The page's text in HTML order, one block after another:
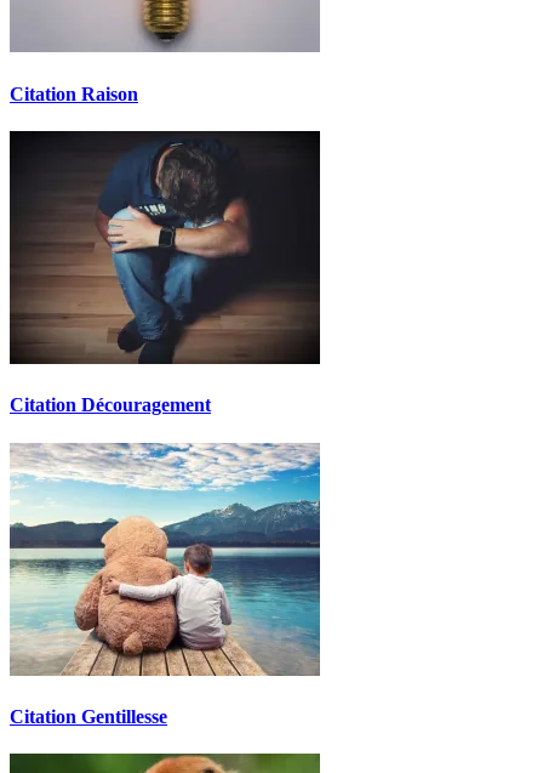
Citation Raison
Citation Découragement
Citation Gentillesse